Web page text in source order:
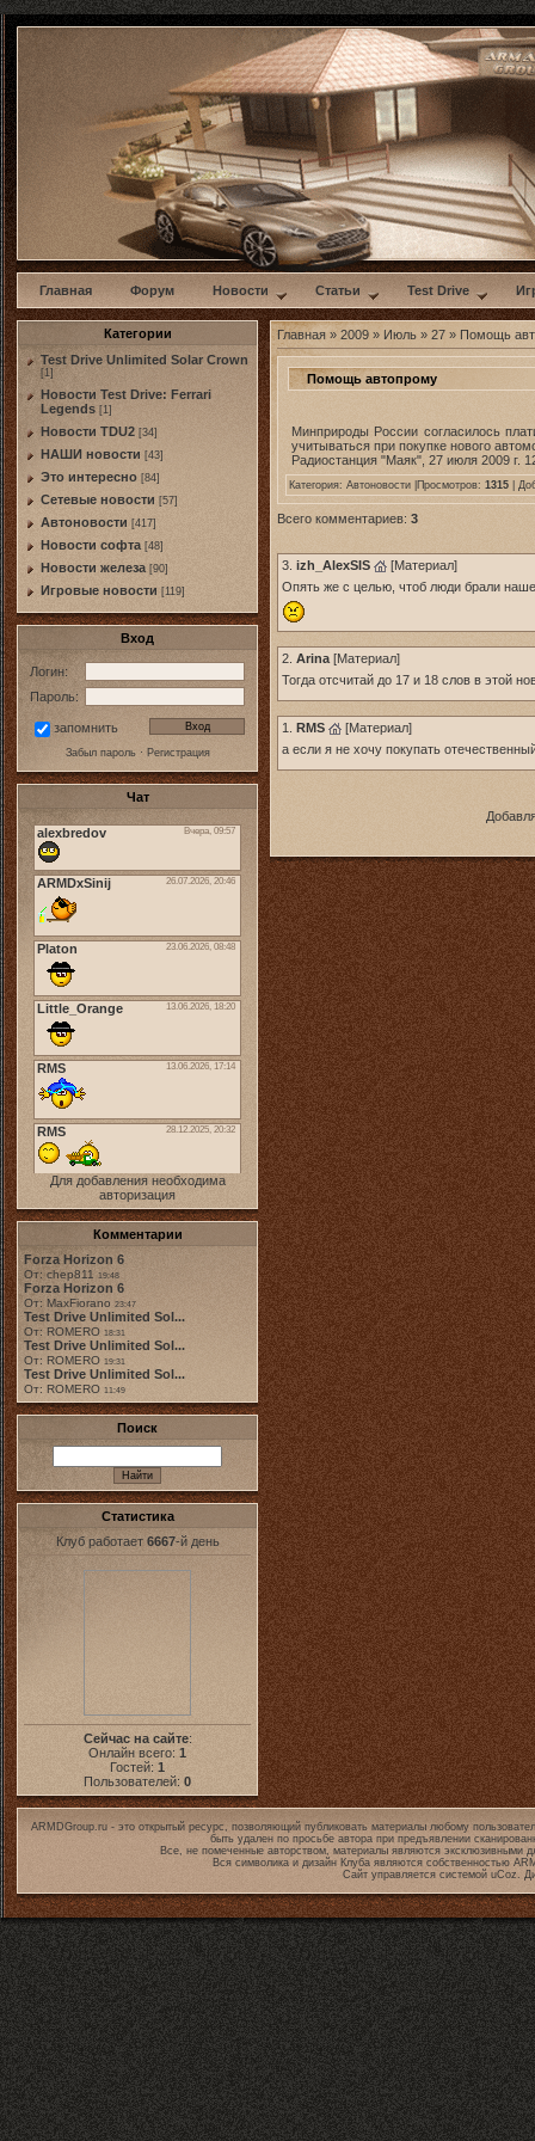
w
Главная Форум Новости Статьи Test Drive
Категории
Test Drive Unlimited Solar Crown
[1]
Новости Test Drive: Ferrari
Legends [1]
Новости TDU2 [34]
НАШИ новости [43]
Это интересно [84]
Сетевые новости [57]
Автоновости [417]
Новости софта [48]
Новоcти железа [90]
Игровые новости [119]
Вход
Логин:
Пароль:
запомнить
Забыл пароль· Регистрация
Чат
Для добавления необходима
авторизация
Комментарии
Forza Horizon 6
От: chep811 19:48
Forza Horizon 6
От: MaxFiorano 23:47
Test Drive Unlimited Sol...
От: ROMERO 18:31
Test Drive Unlimited Sol...
От: ROMERO 19:31
Test Drive Unlimited Sol...
От: ROMERO 11:49
Поиск
Статистика
Клуб работает 6667-й день
Сейчас на сайте:
Онлайн всего: 1
Гостей: 1
Пользователей: 0
Главная » 2009 » Июль » 27 » Помощь
Помощь автопрому
Минприроды России согласилось
учитываться при покупке нового
Радиостанция "Маяк", 27 июля 2009 г.
Категория: Автоновости |Просмотров: 1315 |
Всего комментариев: 3
3. izh_AlexSIS [Материал]
Опять же с целью, чтоб люди брали
2. Arina [Материал]
Тогда отсчитай до 17 и 18 слов в этой
1. RMS [Материал]
а если я не хочу покупать
ARMDGroup.ru - это открытый ресурс, позволяющий публиковать материалы любому
быть удален по просьбе автора при предъявлении
Все, не помеченные авторством, материалы являются эксклюзивными
Вся символика и дизайн Клуба являются собственностью
Сайт управляется системой uCoz.